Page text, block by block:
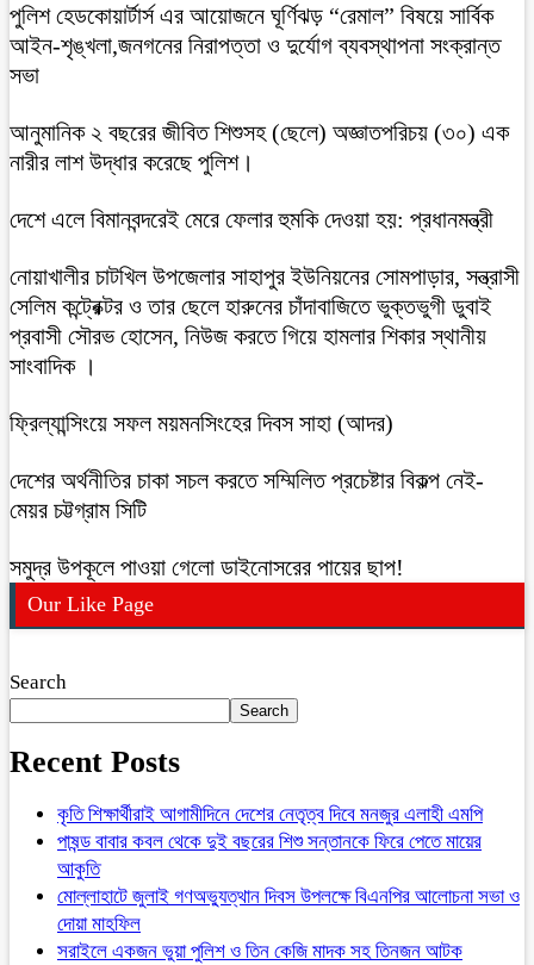
পুলিশ হেডকোয়ার্টার্স এর আয়োজনে ঘূর্ণিঝড় “রেমাল” বিষয়ে সার্বিক
আইন-শৃঙ্খলা,জনগনের নিরাপত্তা ও দুর্যোগ ব্যবস্থাপনা সংক্রান্ত
সভা
আনুমানিক ২ বছরের জীবিত শিশুসহ (ছেলে) অজ্ঞাতপরিচয় (৩০) এক
নারীর লাশ উদ্ধার করেছে পুলিশ।
দেশে এলে বিমানবন্দরেই মেরে ফেলার হুমকি দেওয়া হয়: প্রধানমন্ত্রী
নোয়াখালীর চাটখিল উপজেলার সাহাপুর ইউনিয়নের সোমপাড়ার, সন্ত্রাসী
সেলিম কন্ট্রেক্টর ও তার ছেলে হারুনের চাঁদাবাজিতে ভুক্তভুগী ডুবাই
প্রবাসী সৌরভ হোসেন, নিউজ করতে গিয়ে হামলার শিকার স্থানীয়
সাংবাদিক ।
ফ্রিল্যান্সিংয়ে সফল ময়মনসিংহের দিবস সাহা (আদর)
দেশের অর্থনীতির চাকা সচল করতে সম্মিলিত প্রচেষ্টার বিকল্প নেই-
মেয়র চট্টগ্রাম সিটি
সমুদ্র উপকূলে পাওয়া গেলো ডাইনোসরের পায়ের ছাপ!
Our Like Page
Search
Search
Recent Posts
কৃতি শিক্ষার্থীরাই আগামীদিনে দেশের নেতৃত্ব দিবে মনজুর এলাহী এমপি
পাষন্ড বাবার কবল থেকে দুই বছরের শিশু সন্তানকে ফিরে পেতে মায়ের
আকুতি
মোল্লাহাটে জুলাই গণঅভ্যুত্থান দিবস উপলক্ষে বিএনপির আলোচনা সভা ও
দোয়া মাহফিল
সরাইলে একজন ভুয়া পুলিশ ও তিন কেজি মাদক সহ তিনজন আটক